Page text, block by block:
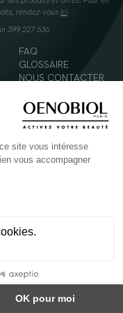
rendez-vous ici
399 227 636
FAQ
GLOSSAIRE
NOUS CONTACTER
ET LÉGUMES PAR JOUR -
alimentaire varié et équilibré.
des produits avant l'utilisation.